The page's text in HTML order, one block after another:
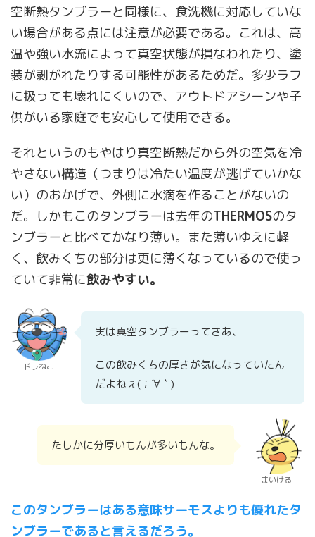
空断熱タンブラーと同様に、食洗機に対応していな
い場合がある点には注意が必要である。これは、高
温や強い水流によって真空状態が損なわれたり、塗
装が剥がれたりする可能性があるためだ。多少ラフ
に扱っても壊れにくいので、アウトドアシーンや子
供がいる家庭でも安心して使用できる。
それというのもやはり真空断熱だから外の空気を冷
やさない構造（つまりは冷たい温度が逃げていかな
い）のおかげで、外側に水滴を作ることがないの
だ。しかもこのタンブラーは去年のTHERMOSのタ
ンブラーと比べてかなり薄い。また薄いゆえに軽
く、飲みくちの部分は更に薄くなっているので使っ
ていて非常に飲みやすい。
ドラねこ
実は真空タンブラーってさあ、
この飲みくちの厚さが気になっていたん
だよねぇ(；´∀｀)
たしかに分厚いもんが多いもんな。
まいける
このタンブラーはある意味サーモスよりも優れたタ
ンブラーであると言えるだろう。